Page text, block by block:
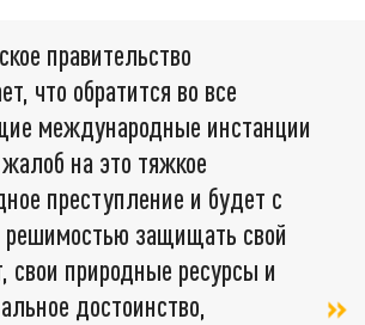
правительство
что обратится во все
международные инстанции
на это тяжкое
преступление и будет с
решимостью защищать свой
свои природные ресурсы и
достоинство,